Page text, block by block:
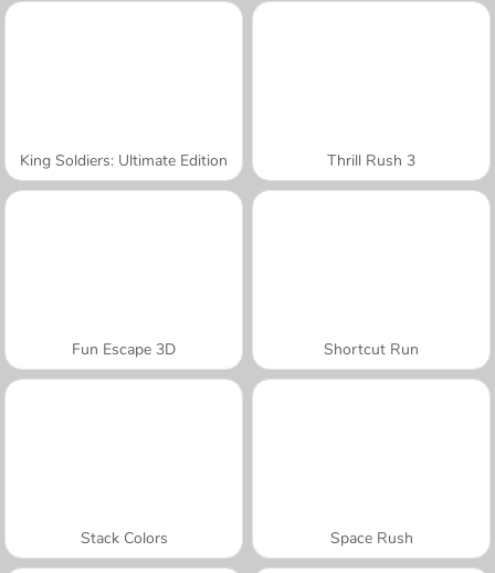
King Soldiers: Ultimate Edition Thrill Rush 3
Fun Escape 3D Shortcut Run
Stack Colors Space Rush